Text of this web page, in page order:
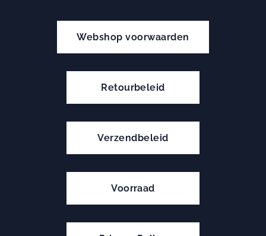
Webshop voorwaarden
Retourbeleid
Verzendbeleid
Voorraad